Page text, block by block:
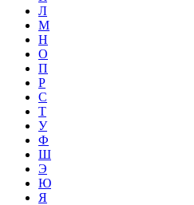
Л
М
Н
О
П
Р
С
Т
У
Ф
Ш
Э
Ю
Я